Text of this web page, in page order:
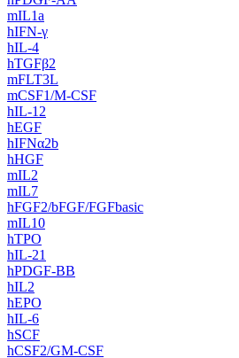
mIL1a
hIFN-γ
hIL-4
hTGFβ2
mFLT3L
mCSF1/M-CSF
hIL-12
hEGF
hIFNα2b
hHGF
mIL2
mIL7
hFGF2/bFGF/FGFbasic
mIL10
hTPO
hIL-21
hPDGF-BB
hIL2
hEPO
hIL-6
hSCF
hCSF2/GM-CSF